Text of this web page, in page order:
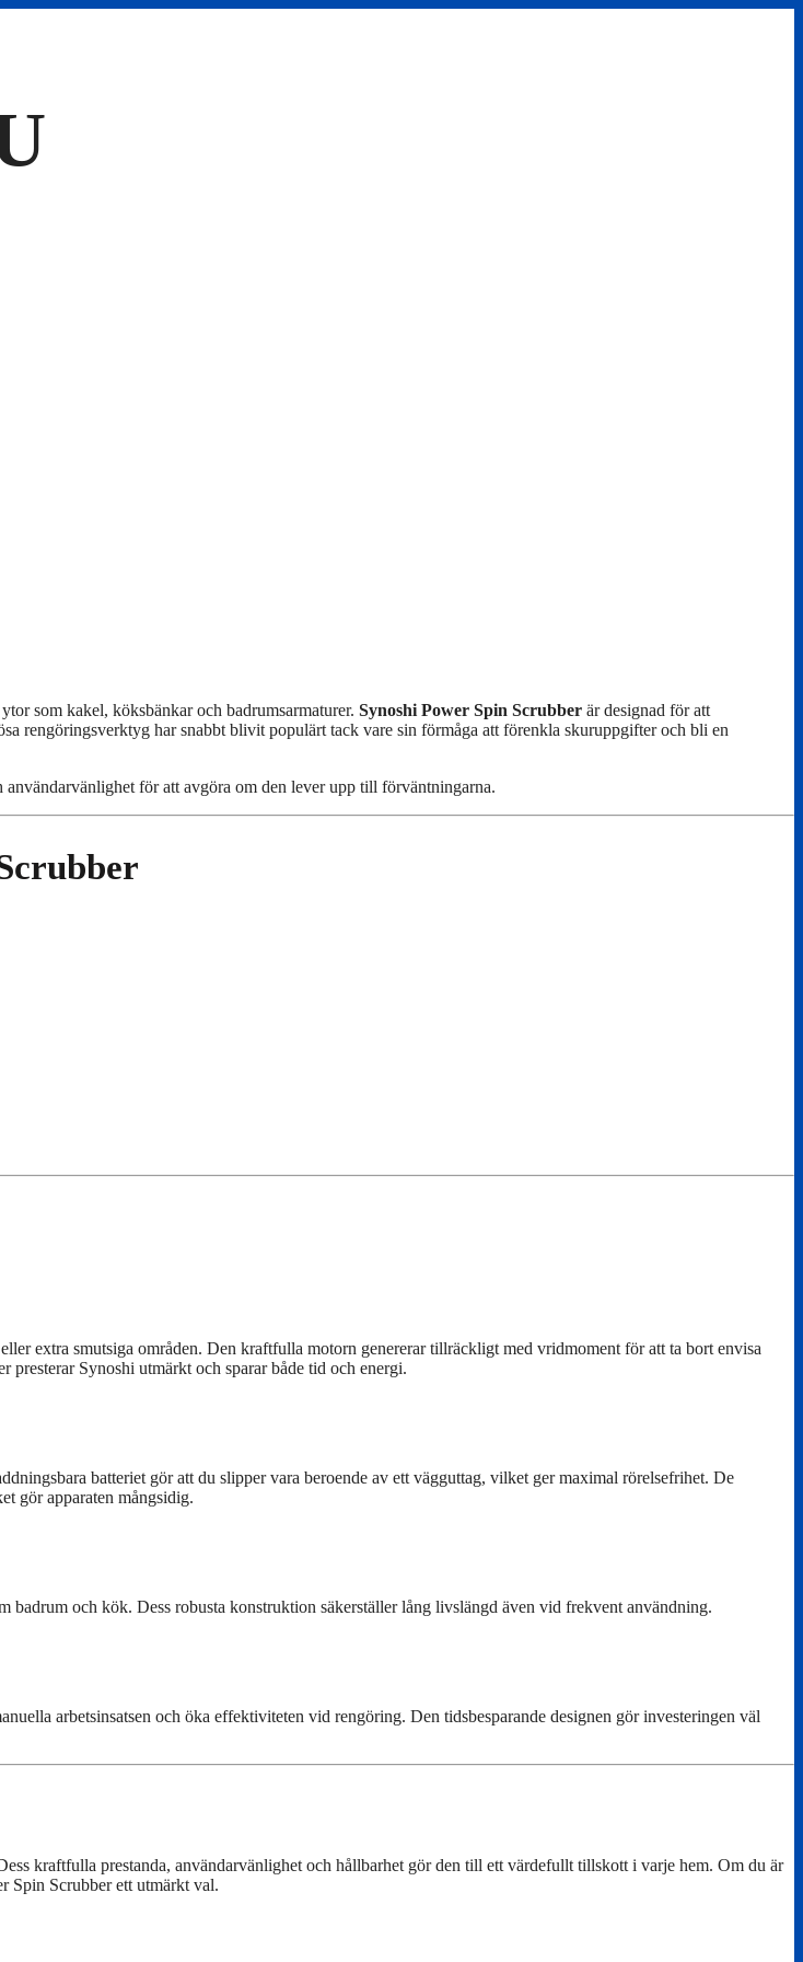
som kakel, köksbänkar och badrumsarmaturer. Synoshi Power Spin Scrubber är designad för att
rengöringsverktyg har snabbt blivit populärt tack vare sin förmåga att förenkla skuruppgifter och bli en
för att avgöra om den lever upp till förväntningarna.
extra smutsiga områden. Den kraftfulla motorn genererar tillräckligt med vridmoment för att ta bort envisa
presterar Synoshi utmärkt och sparar både tid och energi.
batteriet gör att du slipper vara beroende av ett vägguttag, vilket ger maximal rörelsefrihet. De
gör apparaten mångsidig.
och kök. Dess robusta konstruktion säkerställer lång livslängd även vid frekvent användning.
arbetsinsatsen och öka effektiviteten vid rengöring. Den tidsbesparande designen gör investeringen väl
kraftfulla prestanda, användarvänlighet och hållbarhet gör den till ett värdefullt tillskott i varje hem. Om du är
Spin Scrubber ett utmärkt val.